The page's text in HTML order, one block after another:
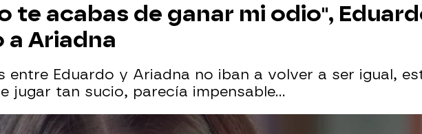
te acabas de ganar mi odio",
a Ariadna
entre Eduardo y Ariadna no iban a volver a ser igual,
jugar tan sucio, parecía impensable...